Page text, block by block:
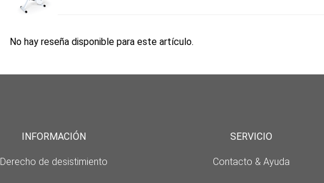
No hay reseña disponible para este artículo.
INFORMACIÓN
Derecho de desistimiento
SERVICIO
Contacto & Ayuda